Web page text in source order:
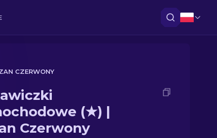
CZERWONY
(★) |
Czerwony